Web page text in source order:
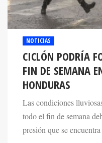
NOTICIAS
CICLÓN PODRÍA
FIN DE SEMANA
HONDURAS
Las condiciones
todo el fin de semana
presión que se